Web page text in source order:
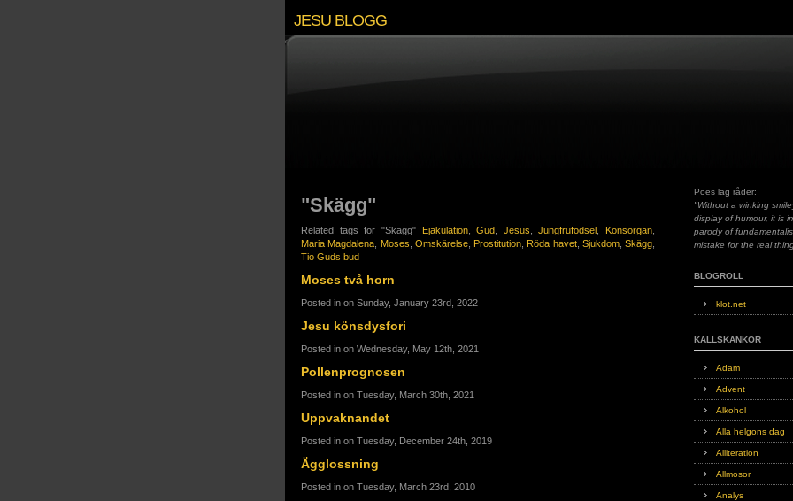
JESU BLOGG
"Skägg"
Related tags for "Skägg" Ejakulation,Gud, Jesus,Jungfrufödsel , Könsorgan,
Maria Magdalena, Moses, Omskärelse, Prostitution, Röda havet, Sjukdom, Skägg,
Tio Guds bud
Moses två horn
Posted in on Sunday, January 23rd, 2022
Jesu könsdysfori
Posted in on Wednesday, May 12th, 2021
Pollenprognosen
Posted in on Tuesday, March 30th, 2021
Uppvaknandet
Posted in on Tuesday, December 24th, 2019
Ägglossning
Posted in on Tuesday, March 23rd, 2010
Poes lag råder:
"Without a winking
display of humour, it is
parody of
mistake for the real
BLOGROLL
klot.net
KALLSKÄNKOR
Adam
Advent
Alkohol
Alla helgons dag
Alliteration
Allmosor
Analys